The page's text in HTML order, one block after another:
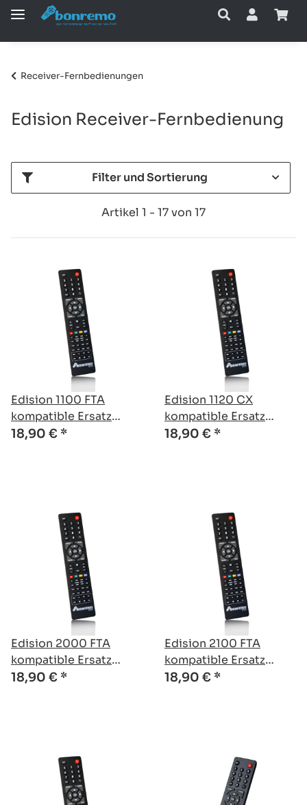
Receiver-Fernbedienungen
Edision Receiver-Fernbedienung
Filter und Sortierung
Artikel 1 - 17 von 17
Edision 1100 FTA
kompatible Ersatz
Fernbedienung
18,90 € *
Edision 1120 CX
kompatible Ersatz
Fernbedienung
18,90 € *
Edision 2000 FTA
kompatible Ersatz
Fernbedienung
18,90 € *
Edision 2100 FTA
kompatible Ersatz
Fernbedienung
18,90 € *